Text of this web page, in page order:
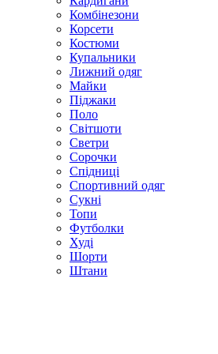
Комбінезони
Корсети
Костюми
Купальники
Лижний одяг
Майки
Піджаки
Поло
Світшоти
Светри
Сорочки
Спідниці
Спортивний одяг
Сукні
Топи
Футболки
Худі
Шорти
Штани